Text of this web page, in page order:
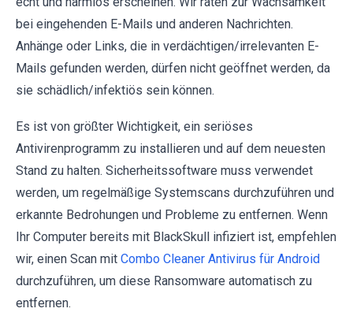
bei eingehenden E-Mails und anderen Nachrichten.
Anhänge oder Links, die in verdächtigen/irrelevanten E-
Mails gefunden werden, dürfen nicht geöffnet werden, da
sie schädlich/infektiös sein können.
Es ist von größter Wichtigkeit, ein seriöses
Antivirenprogramm zu installieren und auf dem neuesten
Stand zu halten. Sicherheitssoftware muss verwendet
werden, um regelmäßige Systemscans durchzuführen und
erkannte Bedrohungen und Probleme zu entfernen. Wenn
Ihr Computer bereits mit BlackSkull infiziert ist, empfehlen
wir, einen Scan mit Combo Cleaner Antivirus für Android
durchzuführen, um diese Ransomware automatisch zu
entfernen.